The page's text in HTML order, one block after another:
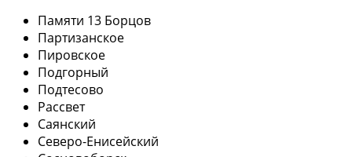
Памяти 13 Борцов
Партизанское
Пировское
Подгорный
Подтесово
Рассвет
Саянский
Северо-Енисейский